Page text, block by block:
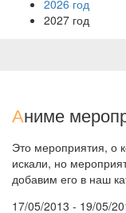
2026 год
2027 год
Аниме
Это мероприятия, о
искали, но
добавим его в наш
17/05/2013 - 19/05/